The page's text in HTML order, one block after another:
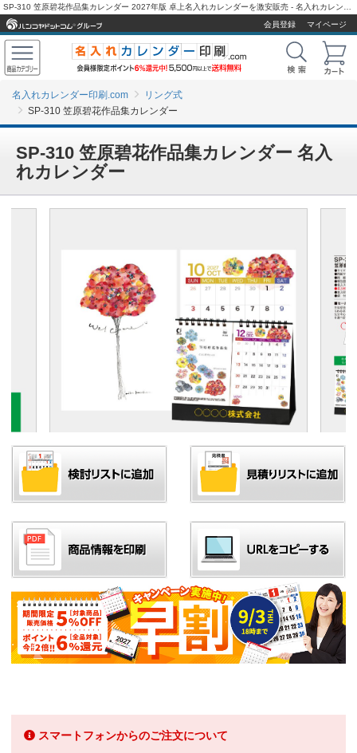
会員登録
マイページ
名入れカレンダー印刷.com
リング式
SP-310 笠原碧花作品集カレンダー
SP-310 笠原碧花作品集カレンダー 名入
れカレンダー
スマートフォンからのご注文について